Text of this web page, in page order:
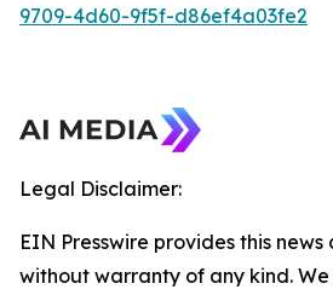
9709-4d60-9f5f-d86ef4a03fe2
Legal Disclaimer:
EIN Presswire provides this news
without warranty of any kind.